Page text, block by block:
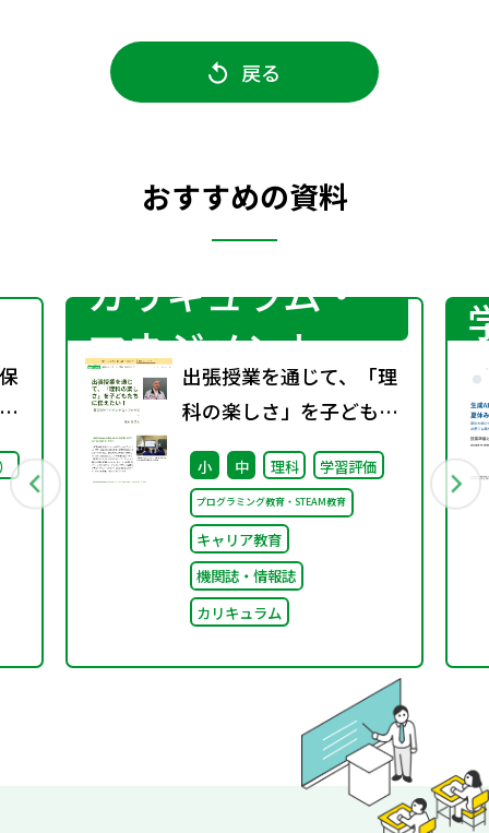
戻る
おすすめの資料
カリキュラム・
マネジメント
出張授業を通じて、「理
科の楽しさ」を子どもた
ちに伝えたい！ （理科の
ミカタWeb）
小 中 理科 学習評価
プログラミング教育・STEAM教育
キャリア教育
機関誌・情報誌
カリキュラム